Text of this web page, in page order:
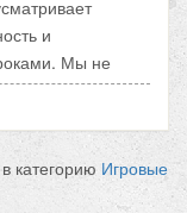
и
Мы не
лучше, чем
в категорию Игровые